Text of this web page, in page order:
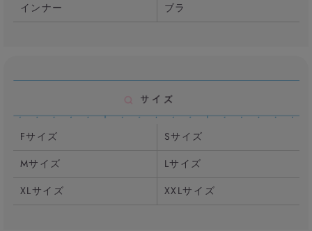
インナー
ブラ
Fサイズ
Sサイズ
Mサイズ
Lサイズ
XLサイズ
XXLサイズ